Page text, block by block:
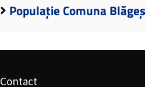
Populație Comuna
Contact